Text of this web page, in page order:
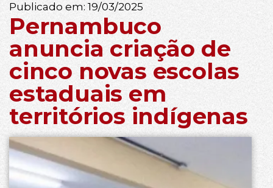
Publicado em: 19/03/2025
Pernambuco
anuncia criação de
cinco novas escolas
estaduais em
territórios indígenas